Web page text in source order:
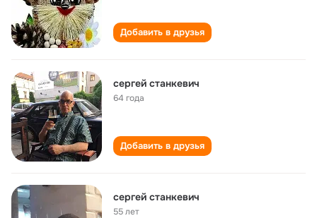
Добавить в друзья
сергей станкевич
64 года
Добавить в друзья
сергей станкевич
55 лет